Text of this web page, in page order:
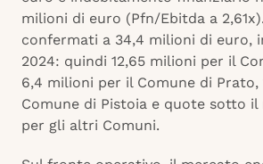
milioni di euro (Pfn/Ebitda a
confermati a 34,4 milioni di euro,
2024: quindi 12,65 milioni per il
6,4 milioni per il Comune di Prato,
Comune di Pistoia e quote sotto il
per gli altri Comuni.